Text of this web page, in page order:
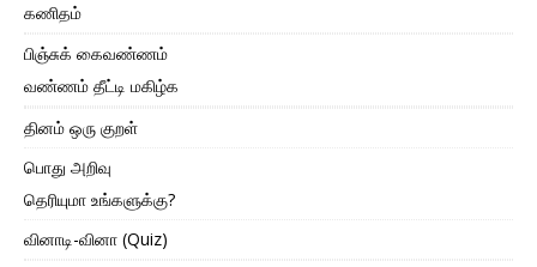
கணிதம்
பிஞ்சுக் கைவண்ணம்
வண்ணம் தீட்டி மகிழ்க
தினம் ஒரு குறள்
பொது அறிவு
தெரியுமா உங்களுக்கு?
வினாடி-வினா (Quiz)